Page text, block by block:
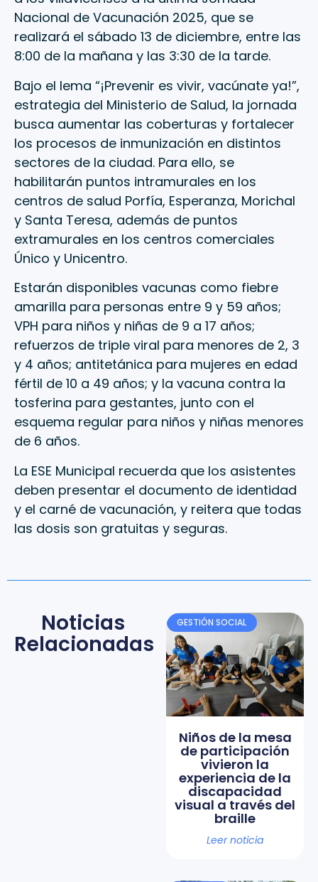
Nacional de Vacunación 2025, que se
realizará el sábado 13 de diciembre, entre las
8:00 de la mañana y las 3:30 de la tarde.
Bajo el lema “¡Prevenir es vivir, vacúnate ya!”,
estrategia del Ministerio de Salud, la jornada
busca aumentar las coberturas y fortalecer
los procesos de inmunización en distintos
sectores de la ciudad. Para ello, se
habilitarán puntos intramurales en los
centros de salud Porfía, Esperanza, Morichal
y Santa Teresa, además de puntos
extramurales en los centros comerciales
Único y Unicentro.
Estarán disponibles vacunas como fiebre
amarilla para personas entre 9 y 59 años;
VPH para niños y niñas de 9 a 17 años;
refuerzos de triple viral para menores de 2, 3
y 4 años; antitetánica para mujeres en edad
fértil de 10 a 49 años; y la vacuna contra la
tosferina para gestantes, junto con el
esquema regular para niños y niñas menores
de 6 años.
La ESE Municipal recuerda que los asistentes
deben presentar el documento de identidad
y el carné de vacunación, y reitera que todas
las dosis son gratuitas y seguras.
Noticias
Relacionadas
GESTIÓN SOCIAL
Niños de la mesa
de participación
vivieron la
experiencia de la
discapacidad
visual a través del
braille
Leer noticia